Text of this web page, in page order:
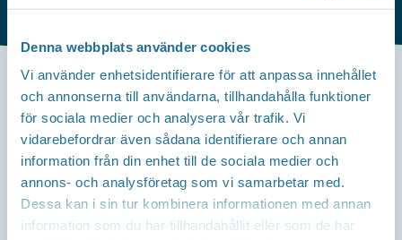
Denna webbplats använder cookies
Vi använder enhetsidentifierare för att anpassa innehållet
och annonserna till användarna, tillhandahålla funktioner
för sociala medier och analysera vår trafik. Vi
vidarebefordrar även sådana identifierare och annan
information från din enhet till de sociala medier och
annons- och analysföretag som vi samarbetar med.
Dessa kan i sin tur kombinera informationen med annan
information som du har tillhandahållit eller som de har
Kontakta oss
Besöksadress
Repslagaregatan 13C
591 30 Motala